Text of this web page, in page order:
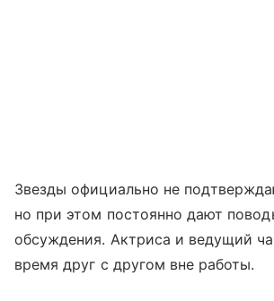
Звезды официально не
но при этом постоянно дают
обсуждения. Актриса и ведущий
время друг с другом вне работы.